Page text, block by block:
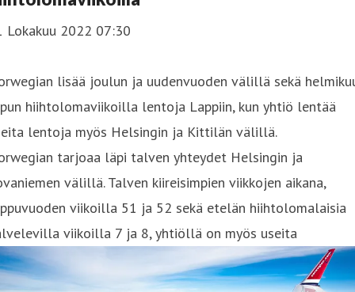
Lokakuu 2022 07:30
lisää joulun ja uudenvuoden välillä sekä
hiihtolomaviikoilla lentoja Lappiin, kun yhtiö lentää
lentoja myös Helsingin ja Kittilän välillä.
tarjoaa läpi talven yhteydet Helsingin ja
välillä. Talven kiireisimpien viikkojen aikana,
viikoilla 51 ja 52 sekä etelän hiihtolomalaisia
viikoilla 7 ja 8, yhtiöllä on myös useita